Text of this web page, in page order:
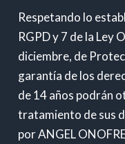
Respetando lo
RGPD y 7 de la Ley
diciembre, de
garantía de los
de 14 años podrán
tratamiento de sus
por ANGEL